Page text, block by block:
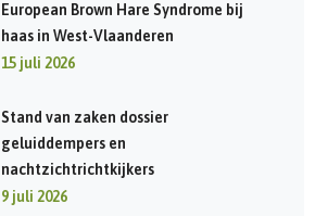
European Brown Hare Syndrome bij
haas in West-Vlaanderen
15 juli 2026
Stand van zaken dossier
geluiddempers en
nachtzichtrichtkijkers
9 juli 2026